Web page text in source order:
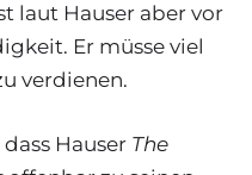
laut Hauser aber vor
Er müsse viel
verdienen.
Hauser The